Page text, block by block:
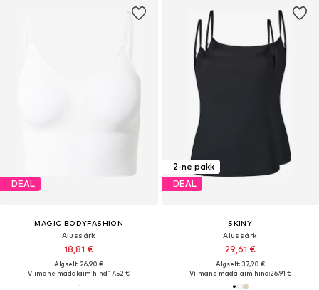
DEAL
MAGIC BODYFASHION
Alussärk
18,81 €
Algselt: 26,90 €
Viimane madalaim hind:17,52 €
2-ne pakk
DEAL
SKINY
Alussärk
29,61 €
Algselt: 37,90 €
Viimane madalaim hind:26,91 €